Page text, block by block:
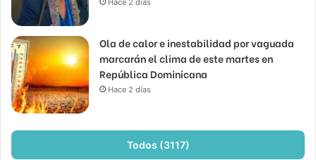
Hace 2 días
Ola de calor e inestabilidad por vaguada
marcarán el clima de este martes en
República Dominicana
Hace 2 días
Todos (3117)